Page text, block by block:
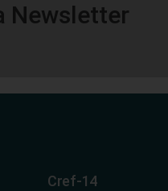
Newsletter
Cref-14